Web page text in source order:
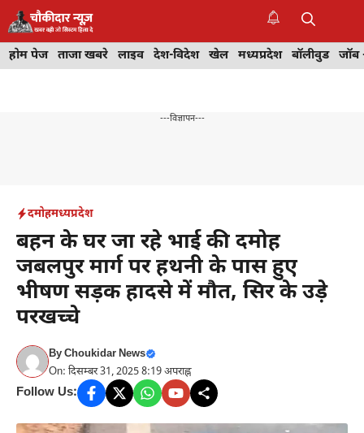
Skip
to
content
होम पेज ताजा खबरे लाइव देश-विदेश खेल मध्यप्रदेश बॉलीवुड
---विज्ञापन---
दमोहमध्यप्रदेश
बहन के घर जा रहे भाई की दमोह
जबलपुर मार्ग पर हथनी के पास हुए
भीषण सड़क हादसे में मौत, सिर के उड़े
परखच्चे
ByChoukidar News
On: दिसम्बर 31, 2025 8:19 अपराह्न
Follow Us: